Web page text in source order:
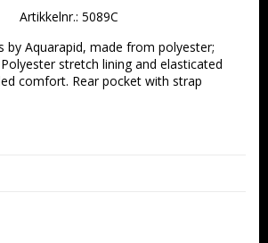
Artikkelnr.: 5089C
by Aquarapid, made from polyester;
stretch lining and elasticated
comfort. Rear pocket with strap